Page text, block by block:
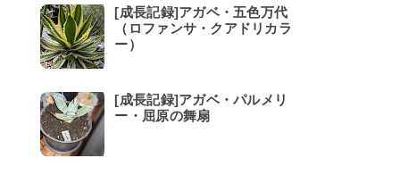
[成長記録]アガベ・五色万代
（ロファンサ・クアドリカラ
ー）
[成長記録]アガベ・パルメリ
ー・屈原の舞扇